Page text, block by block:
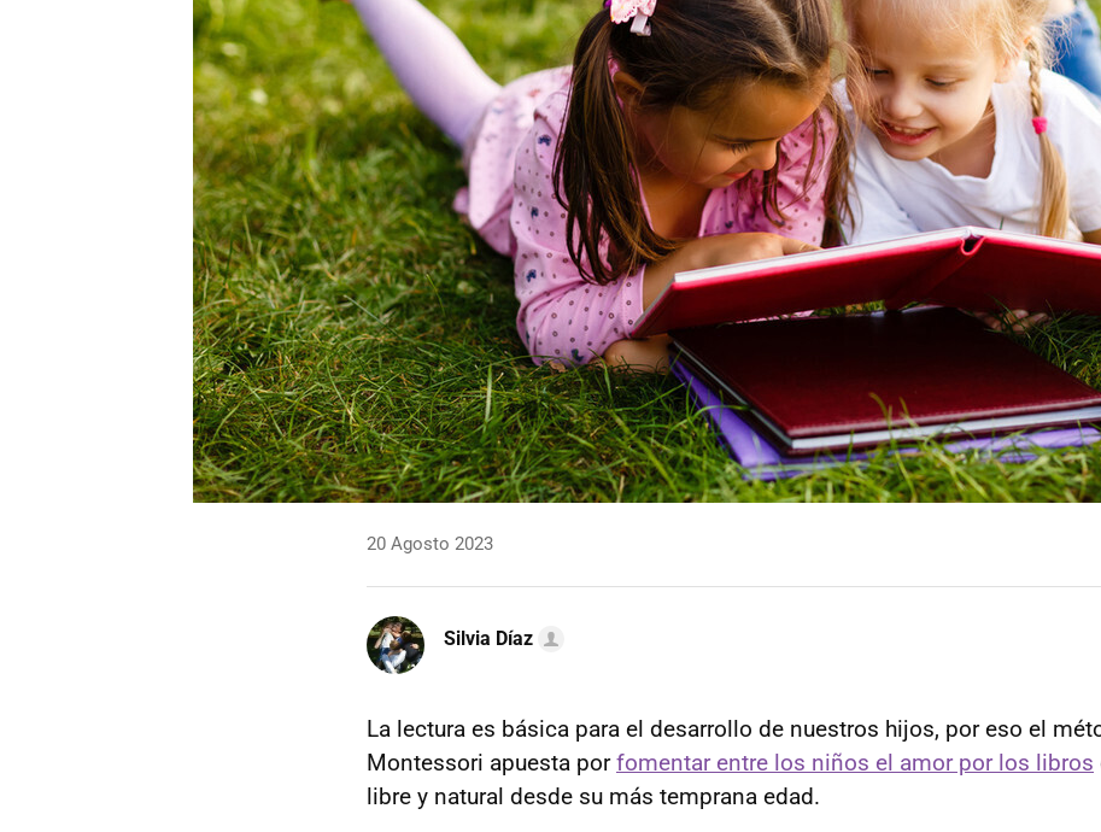
20 Agosto 2023
Silvia Díaz
La lectura es básica para el desarrollo de nuestros hijos, por eso el
Montessori apuesta porfomentar entre los niños el amor por los libros
libre y natural desde su más temprana edad.